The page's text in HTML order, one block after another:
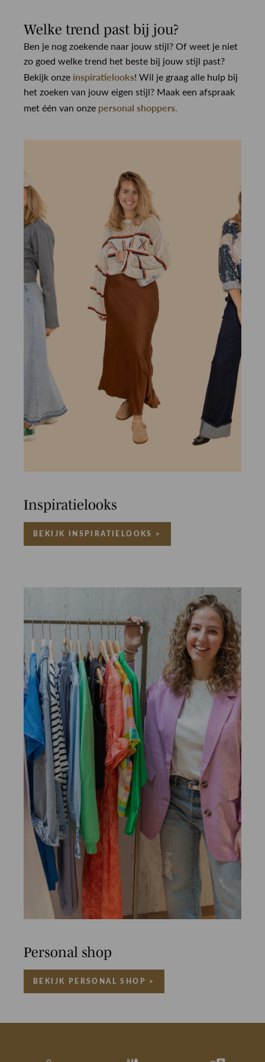
Welke trend past bij jou?
Ben je nog zoekende naar jouw stijl? Of weet je niet
zo goed welke trend het beste bij jouw stijl past?
Bekijk onze inspiratielooks! Wil je graag alle hulp bij
het zoeken van jouw eigen stijl? Maak een afspraak
met één van onze personal shoppers.
Inspiratielooks
BEKIJK INSPIRATIELOOKS >
Personal shop
BEKIJK PERSONAL SHOP >